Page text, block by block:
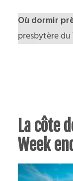
Où dormir
presbytère
La côte
Week